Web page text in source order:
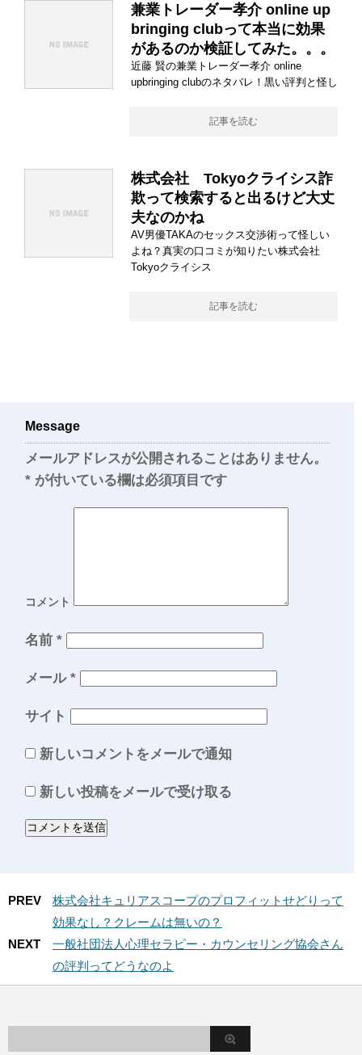
兼業トレーダー孝介 online up
bringing clubって本当に効果
があるのか検証してみた。。。
近藤 賢の兼業トレーダー孝介 online
upbringing clubのネタバレ！黒い評判と怪し
記事を読む
株式会社 Tokyoクライシス詐
欺って検索すると出るけど大丈
夫なのかね
AV男優TAKAのセックス交渉術って怪しい
よね？真実の口コミが知りたい株式会社
Tokyoクライシス
記事を読む
Message
メールアドレスが公開されることはありません。
* が付いている欄は必須項目です
コメント
名前 *
メール *
サイト
新しいコメントをメールで通知
新しい投稿をメールで受け取る
PREV
株式会社キュリアスコープのプロフィットせどりって
効果なし？クレームは無いの？
NEXT
一般社団法人心理セラピー・カウンセリング協会さん
の評判ってどうなのよ